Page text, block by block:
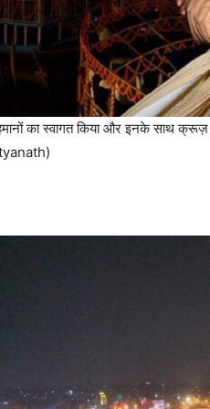
का स्वागत किया और इनके साथ क्रूज़